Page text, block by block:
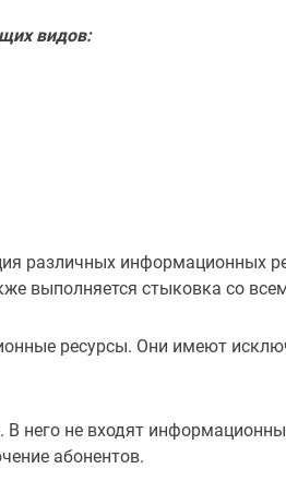
видов:
различных информационных
выполняется стыковка со
ресурсы. Они имеют
него не входят
абонентов.